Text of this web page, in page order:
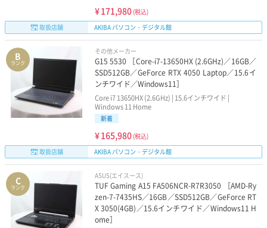
¥171,980 (税込)
取扱店舗
AKIBA パソコン・デジタル館
B
ランク
その他メーカー
G15 5530 ［Core-i7-13650HX (2.6GHz)／16GB／
SSD512GB／GeForce RTX 4050 Laptop／15.6イ
ンチワイド／Windows11］
Core i7 13650HX (2.6GHz) | 15.6インチワイド |
Windows 11 Home
新着
¥165,980 (税込)
取扱店舗
AKIBA パソコン・デジタル館
C
ランク
ASUS(エイスース)
TUF Gaming A15 FA506NCR-R7R3050 ［AMD-Ry
zen-7-7435HS／16GB／SSD512GB／GeForce RT
X 3050(4GB)／15.6インチワイド／Windows11 H
ome］